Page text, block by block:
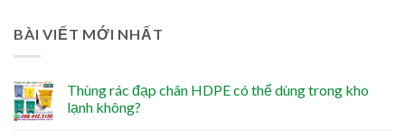
BÀI VIẾT MỚI NHẤT
Thùng rác đạp chân HDPE có thể dùng trong kho
lạnh không?